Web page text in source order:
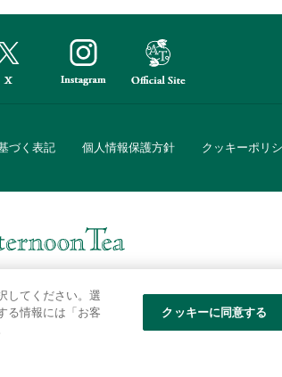
づく表記 個人情報保護方針 クッキーポリ
ンティー)公式オンラインストアでは、
茶・焼き菓子など、毎日新商品をご用意しています
にぴったりの豊富な商品がラインナップ。
してください。選
る情報には「お客
クッキーに同意する